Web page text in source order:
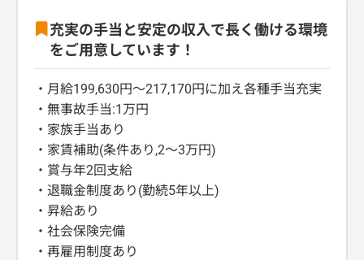
充実の手当と安定の収入で長く働ける環境
をご用意しています！
・月給199,630円～217,170円に加え各種手当充実
・無事故手当:1万円
・家族手当あり
・家賃補助(条件あり,2～3万円)
・賞与年2回支給
・退職金制度あり(勤続5年以上)
・昇給あり
・社会保険完備
・再雇用制度あり